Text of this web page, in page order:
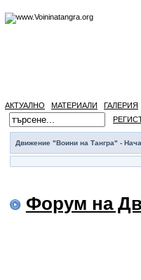
АКТУАЛНО МАТЕРИАЛИ ГАЛЕРИЯ
Движение "Воини на Тангра" -
Форум на